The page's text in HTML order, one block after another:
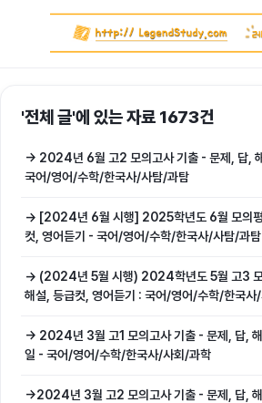
'전체 글'에 있는 자료 1673건
→ 2024년 6월 고2 모의고사 기출 - 문제, 답,
국어/영어/수학/한국사/사탐/과탐
→ [2024년 6월 시행] 2025학년도 6월 모의평
컷, 영어듣기 - 국어/영어/수학/한국사/사탐/과탐
→ (2024년 5월 시행) 2024학년도 5월 고3 모
해설, 등급컷, 영어듣기 : 국어/영어/수학/한국사
→ 2024년 3월 고1 모의고사 기출 - 문제, 답,
일 - 국어/영어/수학/한국사/사회/과학
→2024년 3월 고2 모의고사 기출 - 문제, 답, 해